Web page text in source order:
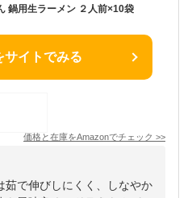
鍋用生ラーメン ２人前×10袋
サイトでみる
価格と在庫をAmazonでチェック >>
茹で伸びしにくく、しなやか